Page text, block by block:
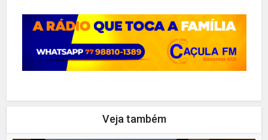
Veja também